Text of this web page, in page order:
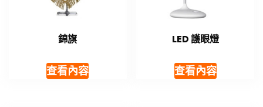
錦旗
查看內容
LED 護眼燈
查看內容